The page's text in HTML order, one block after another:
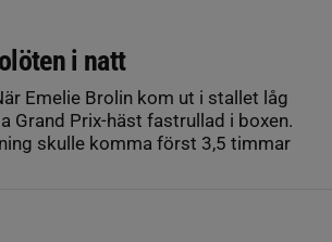
i natt
Emelie Brolin kom ut i stallet låg
Grand Prix-häst fastrullad i boxen.
skulle komma först 3,5 timmar